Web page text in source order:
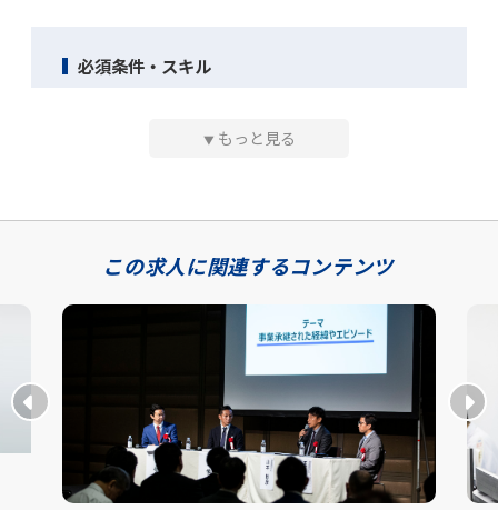
必須条件・スキル
▼ もっと見る
この求人に関連するコンテンツ